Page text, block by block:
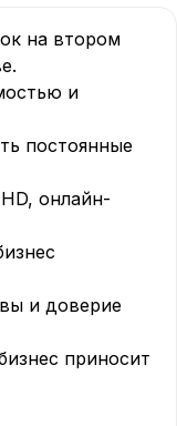
на втором
и
постоянные
онлайн-
и доверие
приносит